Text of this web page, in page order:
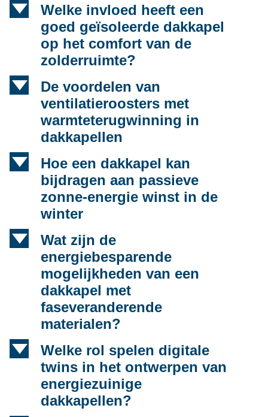
d
Welke invloed heeft een
goed geïsoleerde dakkapel
op het comfort van de
zolderruimte?
d
De voordelen van
ventilatieroosters met
warmteterugwinning in
dakkapellen
d
Hoe een dakkapel kan
bijdragen aan passieve
zonne-energie winst in de
winter
d
Wat zijn de
energiebesparende
mogelijkheden van een
dakkapel met
faseveranderende
materialen?
d
Welke rol spelen digitale
twins in het ontwerpen van
energiezuinige
dakkapellen?